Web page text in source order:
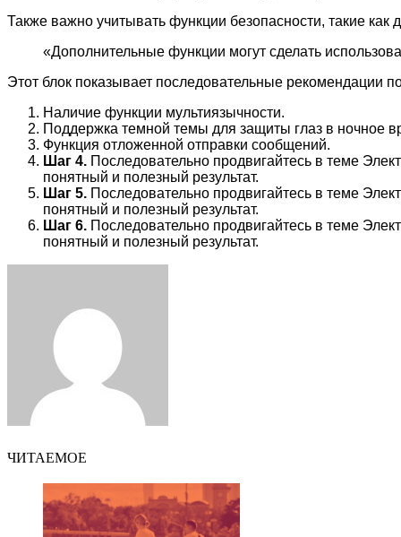
Также важно учитывать функции безопасности, такие
«Дополнительные функции могут сделать
Этот блок показывает последовательные рекомендации
Наличие функции мультиязычности.
Поддержка темной темы для защиты глаз в ночное
Функция отложенной отправки сообщений.
Шаг 4. Последовательно продвигайтесь в теме
понятный и полезный результат.
Шаг 5. Последовательно продвигайтесь в теме
понятный и полезный результат.
Шаг 6. Последовательно продвигайтесь в теме
понятный и полезный результат.
ЧИТАЕМОЕ